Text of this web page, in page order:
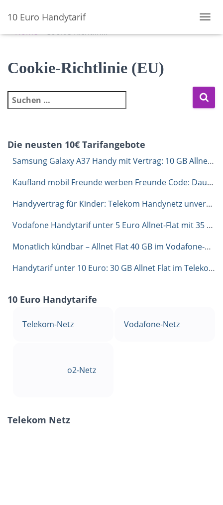
10 Euro Handytarif
A
O
N
A
T
N
Home»Cookie-Richtlin...
Cookie-Richtlinie (EU)
Suchen nach:
Die neusten 10€ Tarifangebote
Samsung Galaxy A37 Handy mit Vertrag: 10 GB Allnet-Flat für 6,99 Euro im Monat
Kaufland mobil Freunde werben Freunde Code: Dauerhaft 1 GB extra sichern
Handyvertrag für Kinder: Telekom Handynetz unverbindlich testen mit congstar
Vodafone Handytarif unter 5 Euro Allnet-Flat mit 35 GB
Monatlich kündbar – Allnet Flat 40 GB im Vodafone-Netz für 9,99 €
Handytarif unter 10 Euro: 30 GB Allnet Flat im Telekom Netz für 9,99 €
10 Euro Handytarife
Telekom-Netz Vodafone-Netz
o2-Netz
Telekom Netz